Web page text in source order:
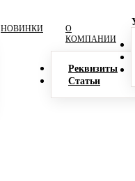
НОВИНКИ
О
КОМПАНИИ
Реквизиты
Статьи